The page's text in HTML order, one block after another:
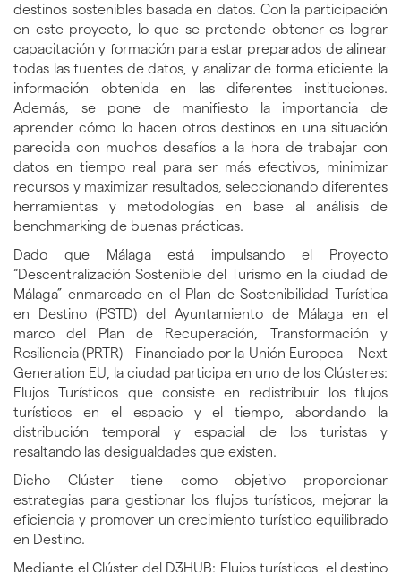
destinos sostenibles basada en datos. Con la participación
en este proyecto, lo que se pretende obtener es lograr
capacitación y formación para estar preparados de alinear
todas las fuentes de datos, y analizar de forma eficiente la
información obtenida en las diferentes instituciones.
Además, se pone de manifiesto la importancia de
aprender cómo lo hacen otros destinos en una situación
parecida con muchos desafíos a la hora de trabajar con
datos en tiempo real para ser más efectivos, minimizar
recursos y maximizar resultados, seleccionando diferentes
herramientas y metodologías en base al análisis de
benchmarking de buenas prácticas.
Dado que Málaga está impulsando el Proyecto
“Descentralización Sostenible del Turismo en la ciudad de
Málaga” enmarcado en el Plan de Sostenibilidad Turística
en Destino (PSTD) del Ayuntamiento de Málaga en el
marco del Plan de Recuperación, Transformación y
Resiliencia (PRTR) - Financiado por la Unión Europea – Next
Generation EU, la ciudad participa en uno de los Clústeres:
Flujos Turísticos que consiste en redistribuir los flujos
turísticos en el espacio y el tiempo, abordando la
distribución temporal y espacial de los turistas y
resaltando las desigualdades que existen.
Dicho Clúster tiene como objetivo proporcionar
estrategias para gestionar los flujos turísticos, mejorar la
eficiencia y promover un crecimiento turístico equilibrado
en Destino.
Mediante el Clúster del D3HUB: Flujos turísticos, el destino